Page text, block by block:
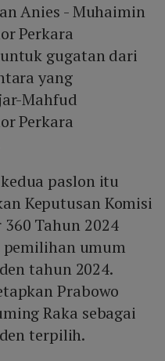
Anies - Muhaimin
Perkara
untuk gugatan dari
yang
Mahfud
Perkara
paslon itu
Keputusan Komisi
Tahun 2024
umum
tahun 2024.
Prabowo
Raka sebagai
terpilih.